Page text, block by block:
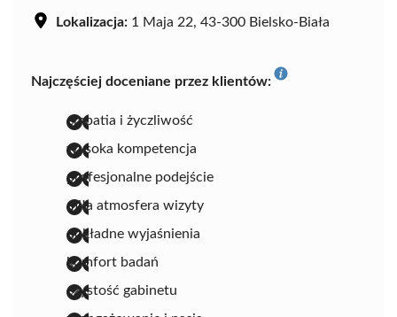
Lokalizacja: 1 Maja 22, 43-300 Bielsko-Biała
Najczęściej doceniane przez klientów:
empatia i życzliwość
wysoka kompetencja
profesjonalne podejście
miła atmosfera wizyty
dokładne wyjaśnienia
komfort badań
czystość gabinetu